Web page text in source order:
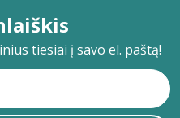
tiesiai į savo el. paštą!